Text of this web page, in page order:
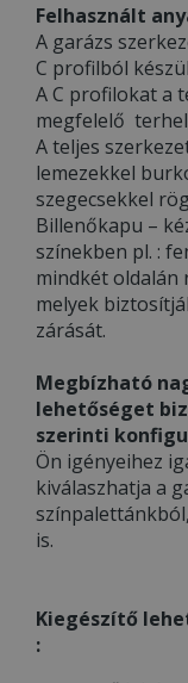
Felhasznált
A garázs
C profilból
A C profilokat a
megfelelő
A teljes
lemezekkel
szegecsekkel
Billenőkapu –
színekben pl. :
mindkét
melyek
zárását.
Megbízható
lehetőséget
szerinti
Ön igényeihez
kiválaszhatja a
is.
Kiegészítő
: